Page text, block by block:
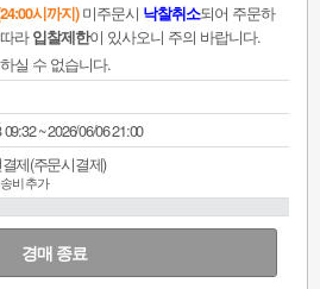
시까지)미주문시 낙찰취소되어 주문하
라입찰제한이 있사오니 주의 바랍니다.
실 수 없습니다.
09:32 ~2026/06/06 21:00
제(주문시결제)
비 추가
경매 종료